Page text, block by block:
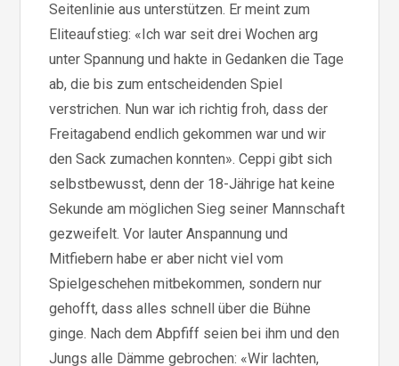
Seitenlinie aus unterstützen. Er meint zum
Eliteaufstieg: «Ich war seit drei Wochen arg
unter Spannung und hakte in Gedanken die Tage
ab, die bis zum entscheidenden Spiel
verstrichen. Nun war ich richtig froh, dass der
Freitagabend endlich gekommen war und wir
den Sack zumachen konnten». Ceppi gibt sich
selbstbewusst, denn der 18-Jährige hat keine
Sekunde am möglichen Sieg seiner Mannschaft
gezweifelt. Vor lauter Anspannung und
Mitfiebern habe er aber nicht viel vom
Spielgeschehen mitbekommen, sondern nur
gehofft, dass alles schnell über die Bühne
ginge. Nach dem Abpfiff seien bei ihm und den
Jungs alle Dämme gebrochen: «Wir lachten,